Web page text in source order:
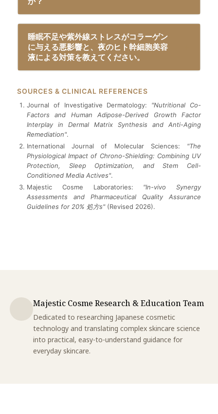
睡眠不足や紫外線ストレスがコラーゲン
に与える悪影響と、夜のヒト幹細胞美容
液による対策を教えてください。
SOURCES & CLINICAL REFERENCES
Journal of Investigative Dermatology: "Nutritional Co-
Factors and Human Adipose-Derived Growth Factor
Interplay in Dermal Matrix Synthesis and Anti-Aging
Remediation".
International Journal of Molecular Sciences: "The
Physiological Impact of Chrono-Shielding: Combining UV
Protection, Sleep Optimization, and Stem Cell-
Conditioned Media Actives".
Majestic Cosme Laboratories: "In-vivo Synergy
Assessments and Pharmaceutical Quality Assurance
Guidelines for 20% 処方s" (Revised 2026).
Majestic Cosme Research & Education Team
Dedicated to researching Japanese cosmetic
technology and translating complex skincare science
into practical, easy-to-understand guidance for
everyday skincare.